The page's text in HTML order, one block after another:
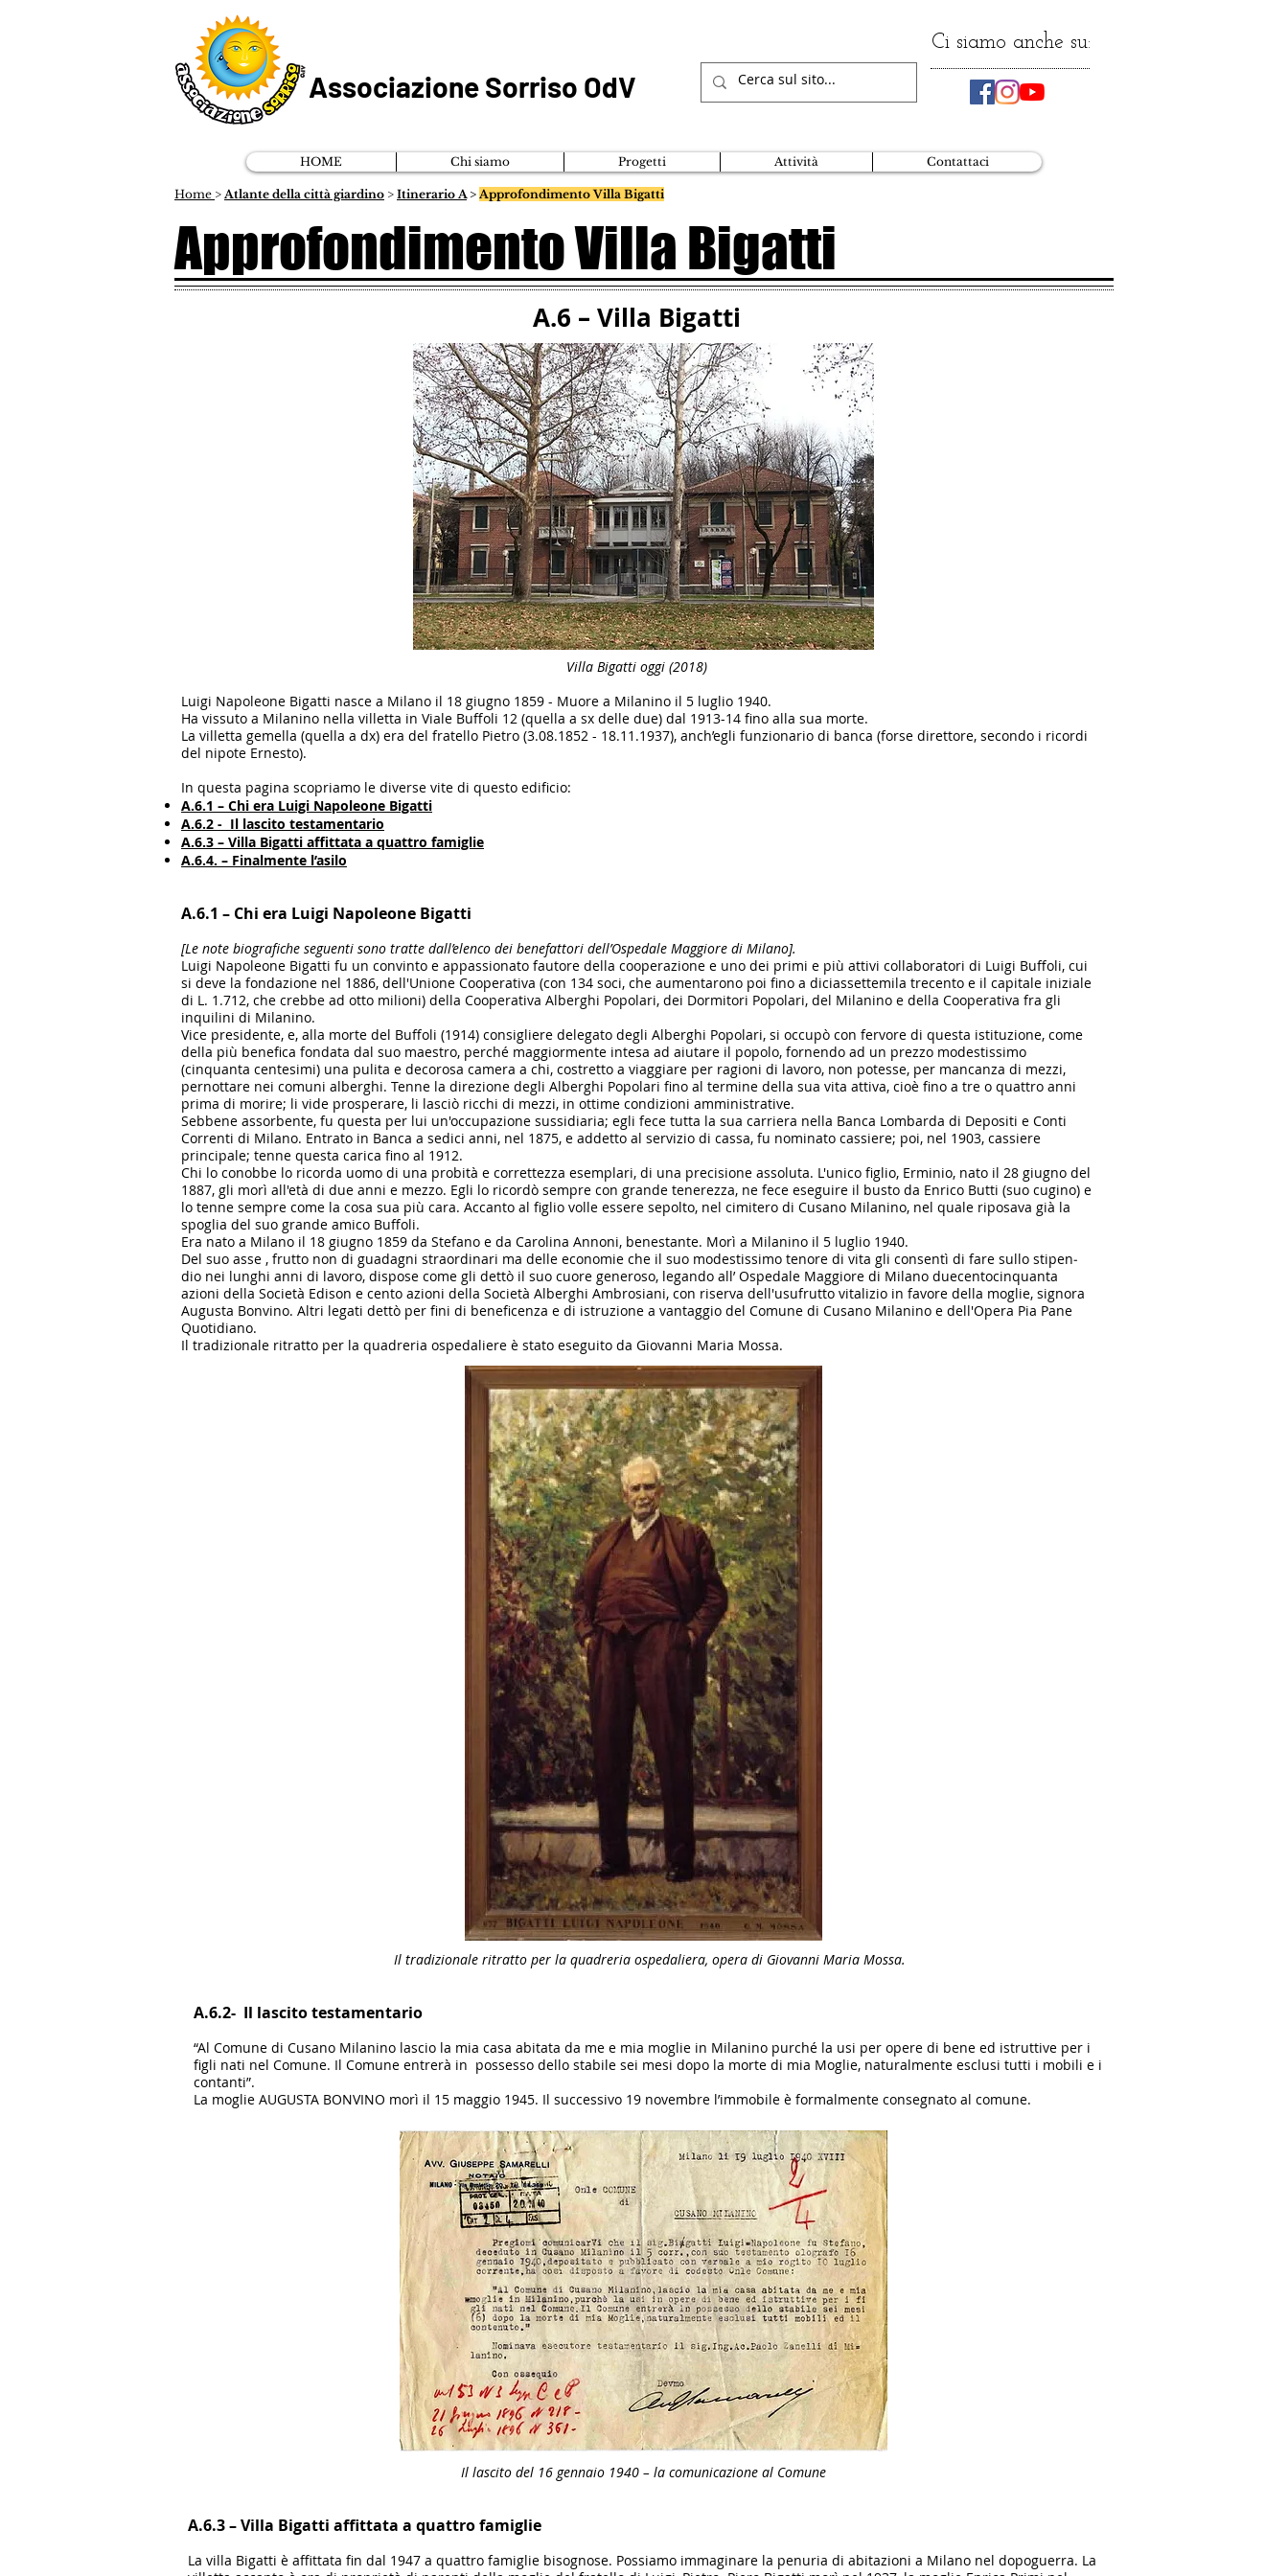
Associazione Sorriso OdV
Ci siamo anche su:
HOME Chi siamo Progetti Attività Contattaci
Home > Atlante della città giardino > Itinerario A> Approfondimento Villa Bigatti
Approfondimento Villa Bigatti
A.6 – Villa Bigatti
Villa Bigatti oggi (2018)
Luigi Napoleone Bigatti nasce a Milano il 18 giugno 1859 - Muore a Milanino il 5 luglio 1940.
Ha vissuto a Milanino nella villetta in Viale Buffoli 12 (quella a sx delle due) dal 1913-14 fino alla sua morte.
La villetta gemella (quella a dx) era del fratello Pietro (3.08.1852 - 18.11.1937), anch’egli funzionario di banca (forse direttore, secondo i ricordi
del nipote Ernesto).
In questa pagina scopriamo le diverse vite di questo edificio:
A.6.1 – Chi era Luigi Napoleone Bigatti
A.6.2 - Il lascito testamentario
A.6.3 – Villa Bigatti affittata a quattro famiglie
A.6.4. – Finalmente l’asilo
A.6.1 – Chi era Luigi Napoleone Bigatti
[Le note biografiche seguenti sono tratte dall’elenco dei benefattori dell’Ospedale Maggiore di Milano].
Luigi Napoleone Bigatti fu un convinto e appassionato fautore della cooperazione e uno dei primi e più attivi collaboratori di Luigi Buffoli, cui
si deve la fondazione nel 1886, dell'Unione Cooperativa (con 134 soci, che aumentarono poi fino a diciassettemila trecento e il capitale iniziale
di L. 1.712, che crebbe ad otto milioni) della Cooperativa Al­berghi Popolari, dei Dormitori Popolari, del Milanino e della Cooperativa fra gli
inquilini di Milanino.
Vice presidente, e, alla morte del Buffoli (1914) consigliere delegato de­gli Alberghi Popolari, si occupò con fervore di questa istituzione, come
della più benefica fondata dal suo maestro, perché maggiormente intesa ad aiutare il popolo, fornendo ad un prezzo modestissimo
(cinquanta cen­tesimi) una pulita e decorosa camera a chi, costretto a viaggiare per ra­gioni di lavoro, non potesse, per mancanza di mezzi,
pernottare nei co­muni alberghi. Tenne la direzione degli Alberghi Popolari fino al termine della sua vita attiva, cioè fino a tre o quattro anni
prima di morire; li vide prosperare, li lasciò ricchi di mezzi, in ottime condizioni amministrative.
Sebbene assorbente, fu questa per lui un'occupazione sussidiaria; egli fece tutta la sua carriera nella Banca Lombarda di Depositi e Conti
Cor­renti di Milano. Entrato in Banca a sedici anni, nel 1875, e addetto al servizio di cassa, fu nominato cassiere; poi, nel 1903, cassiere
principale; tenne questa carica fino al 1912.
Chi lo conobbe lo ricorda uomo di una probità e correttezza esem­plari, di una precisione assoluta. L'unico figlio, Erminio, nato il 28 giu­gno del
1887, gli morì all'età di due anni e mezzo. Egli lo ricordò sem­pre con grande tenerezza, ne fece eseguire il busto da Enrico Butti (suo cugino) e
lo tenne sempre come la cosa sua più cara. Accanto al fi­glio volle essere sepolto, nel cimitero di Cusano Milanino, nel quale ri­posava già la
spoglia del suo grande amico Buffoli.
Era nato a Milano il 18 giugno 1859 da Stefano e da Carolina Annoni, benestante. Morì a Milanino il 5 luglio 1940.
Del suo asse , frutto non di guadagni straordinari ma delle economie che il suo modestissimo tenore di vita gli consentì di fare sullo stipen­
dio nei lunghi anni di lavoro, dispose come gli dettò il suo cuore gene­roso, legando all’ Ospedale Maggiore di Milano duecentocinquanta
azioni della Società Edison e cento azioni della Società Alberghi Ambrosiani, con riserva dell'usufrutto vitalizio in favore della moglie, signora
Augu­sta Bonvino. Altri legati dettò per fini di beneficenza e di istruzione a vantaggio del Comune di Cusano Milanino e dell'Opera Pia Pane
Quo­tidiano.
Il tradizionale ritratto per la quadreria ospedaliere è stato eseguito da Giovanni Maria Mossa.
Il tradizionale ritratto per la quadreria ospedaliera, opera di Giovanni Maria Mossa.
A.6.2- Il lascito testamentario
“Al Comune di Cusano Milanino lascio la mia casa abitata da me e mia moglie in Milanino purché la usi per opere di bene ed istruttive per i
figli nati nel Comune. Il Comune entrerà in possesso dello stabile sei mesi dopo la morte di mia Moglie, naturalmente esclusi tutti i mobili e i
contanti”.
La moglie AUGUSTA BONVINO morì il 15 maggio 1945. Il successivo 19 novembre l’immobile è formalmente consegnato al comune.
Il lascito del 16 gennaio 1940 – la comunicazione al Comune
A.6.3 – Villa Bigatti affittata a quattro famiglie
La villa Bigatti è affittata fin dal 1947 a quattro famiglie bisognose. Possiamo immaginare la penuria di abitazioni a Milano nel dopoguerra. La